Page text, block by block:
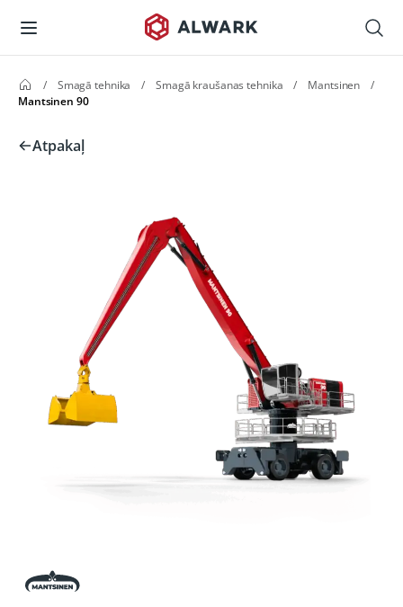
/ Smagā tehnika / Smagā kraušanas tehnika / Mantsinen
/
Mantsinen 90
Atpakaļ